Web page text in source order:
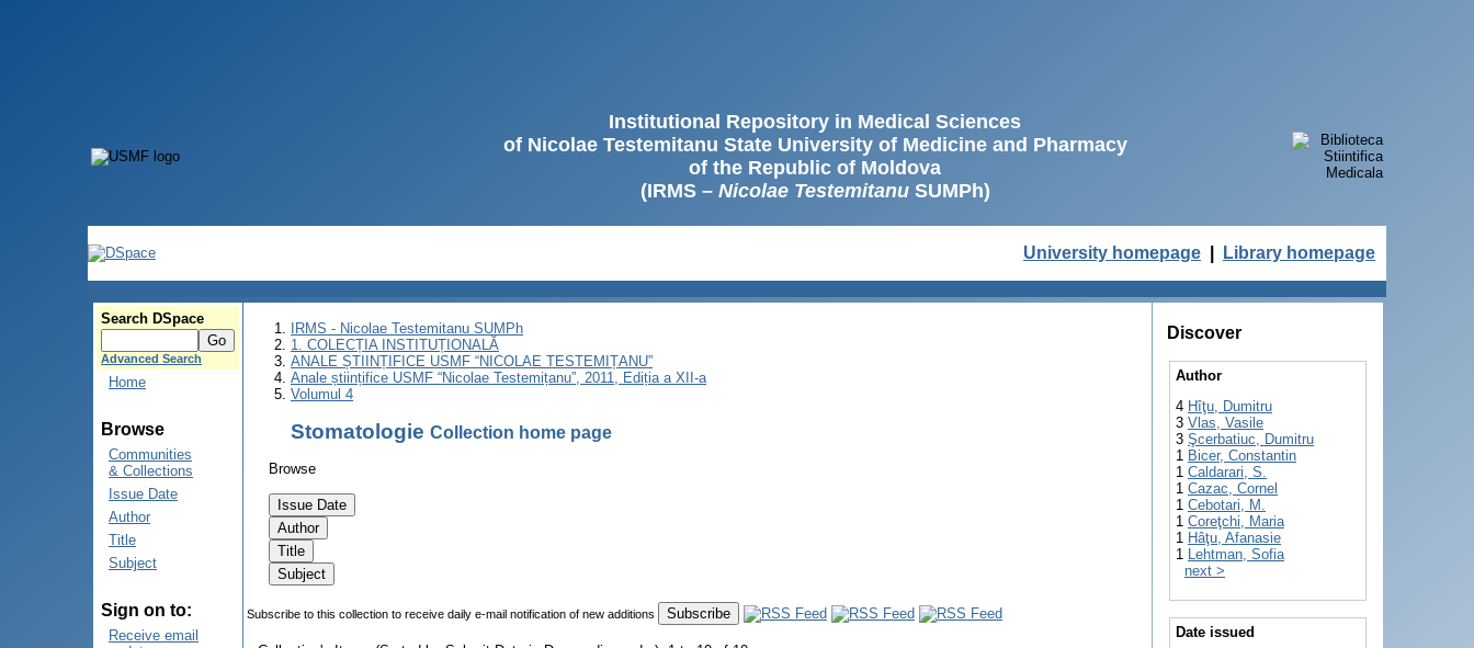
Institutional Repository in Medical Sciences
of Nicolae Testemitanu State University of Medicine and Pharmacy
of the Republic of Moldova
(IRMS – Nicolae TestemitanuSUMPh)
University homepage Library homepage
Search DSpace
Advanced Search
Home
Browse
Communities
& Collections
Issue Date
Author
Title
Subject
Sign on to:
Receive email
IRMS - Nicolae Testemitanu SUMPh
1. COLECȚIA INSTITUȚIONALĂ
ANALE ȘTIINȚIFICE USMF “NICOLAE TESTEMIȚANU”
Anale științifice USMF “Nicolae Testemițanu”, 2011, Ediția a XII-a
Volumul 4
Stomatologie Collection home page
Browse
Subscribe to this collection to receive daily e-mail notification of new additions
Discover
Author
4 Hîţu, Dumitru
3 Vlas, Vasile
3 Şcerbatiuc, Dumitru
1 Bicer, Constantin
1 Caldarari, S.
1 Cazac, Cornel
1 Cebotari, M.
1 Coreţchi, Maria
1 Hâţu, Afanasie
1 Lehtman, Sofia
next >
Date issued